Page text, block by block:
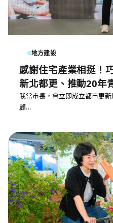
地方建設
感謝住宅產業相挺！
新北都更、推動20年
我當市長，會立即成立都市更
顧…